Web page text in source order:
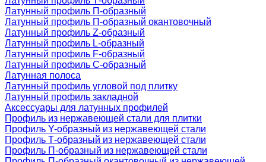
Латунный профиль П-образный
Латунный профиль П-образный окантовочный
Латунный профиль Z-образный
Латунный профиль L-образный
Латунный профиль F-образный
Латунный профиль C-образный
Латунная полоса
Латунный профиль угловой под плитку
Латунный профиль закладной
Аксессуары для латунных профилей
Профиль из нержавеющей стали для плитки
Профиль Y-образный из нержавеющей стали
Профиль Т-образный из нержавеющей стали
Профиль П-образный из нержавеющей стали